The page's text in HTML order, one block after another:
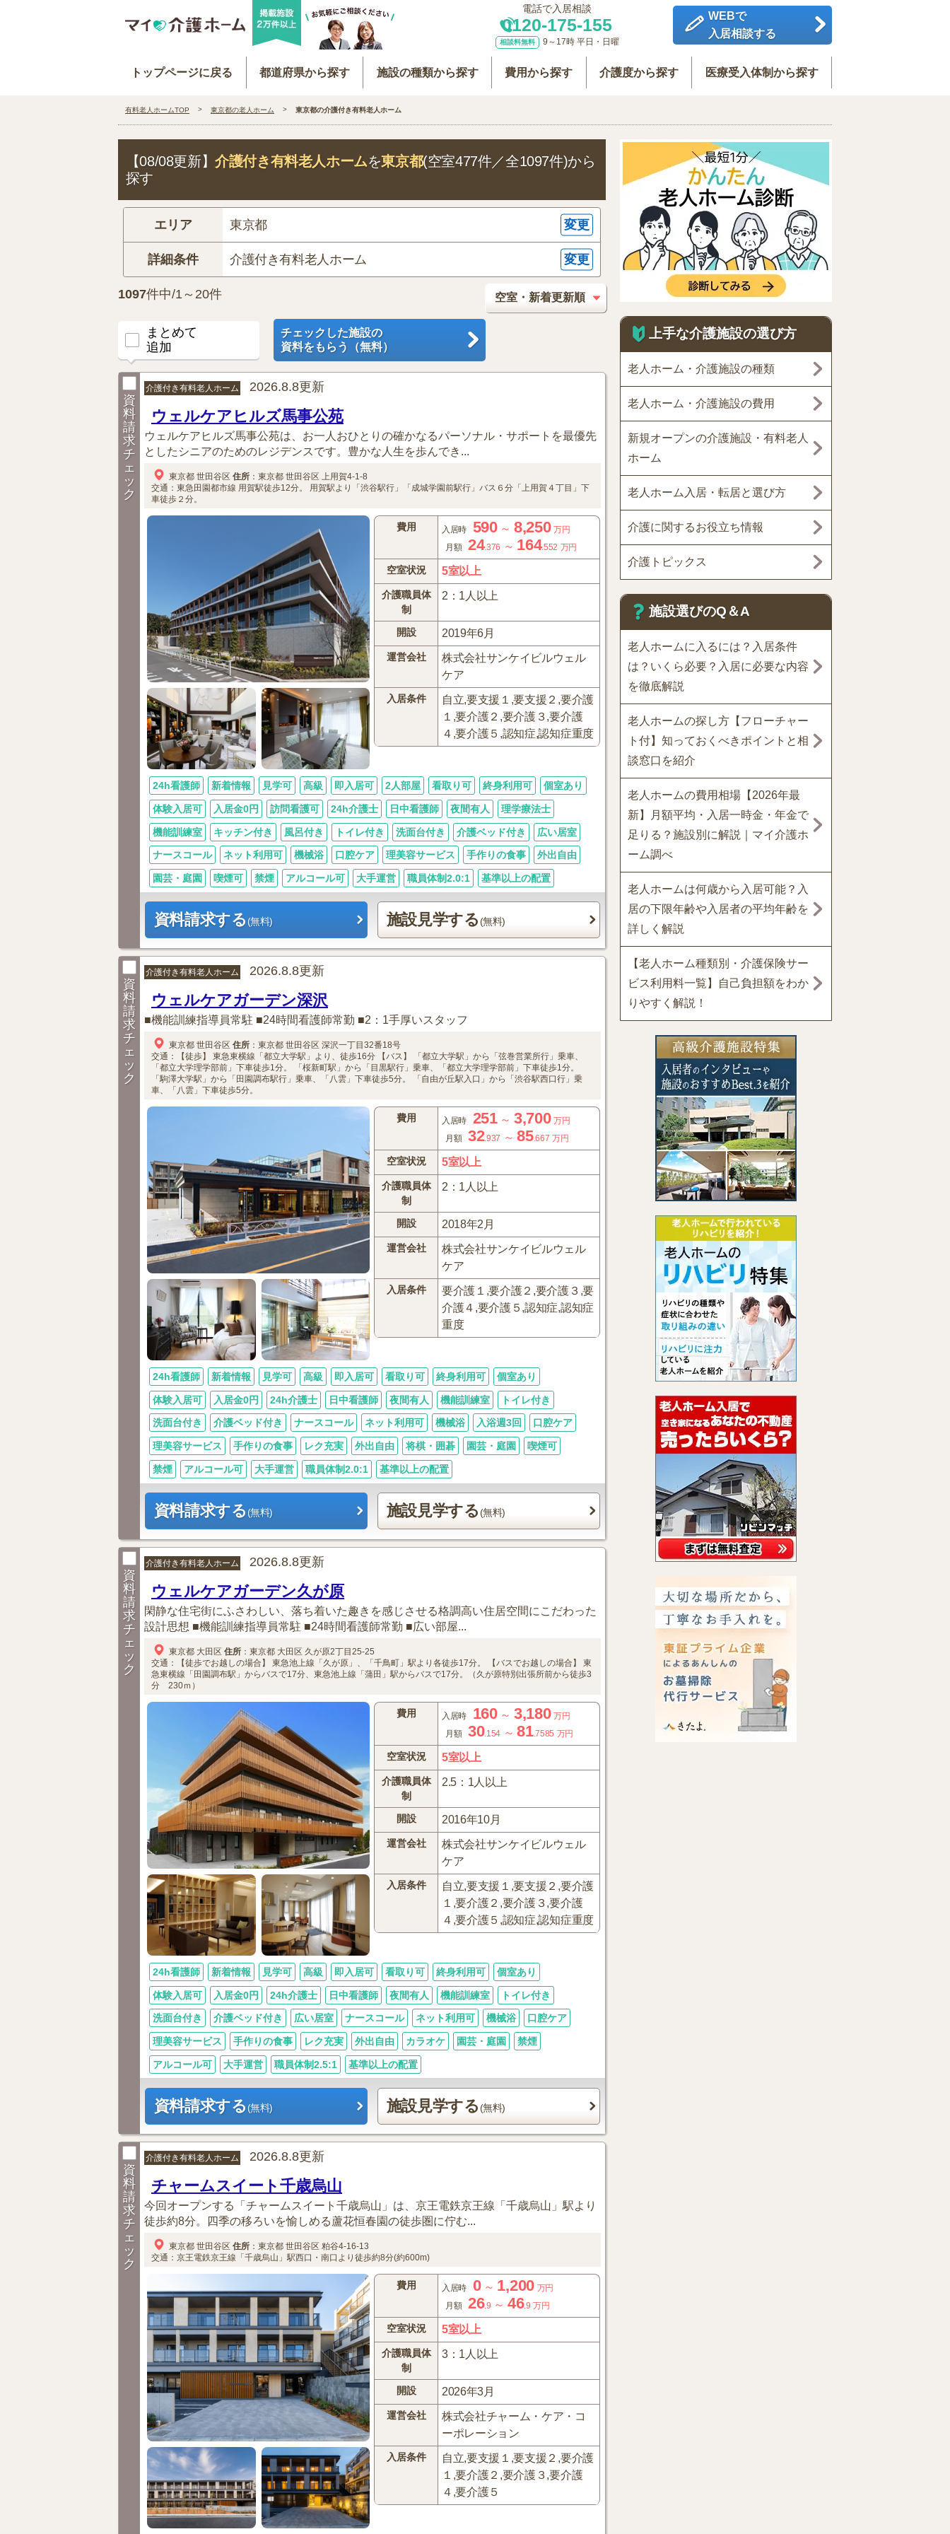
電話で入居相談
0120-175-155
相談料無料 9～17時 平日・日曜
WEBで
入居相談する
トップページに戻る 都道府県から探す 施設の種類から探す 費用から探す 介護度から探す 医療受入体制から探す
有料老人ホームTOP 東京都の老人ホーム 東京都の介護付き有料老人ホーム
【08/08更新】介護付き有料老人ホームを東京都(空室477件／全1097件)から
探す
エリア 東京都 変更
詳細条件 介護付き有料老人ホーム 変更
1097件中/1～20件
まとめて
追加
チェックした施設の
資料をもらう（無料）
資
料
請
求
チ
ェ
ッ
ク
介護付き有料老人ホーム 2026.8.8更新
ウェルケアヒルズ馬事公苑
ウェルケアヒルズ馬事公苑は、お一人おひとりの確かなるパーソナル・サポートを最優先
としたシニアのためのレジデンスです。豊かな人生を歩んでき...
東京都 世田谷区 住所 ： 東京都 世田谷区 上用賀4-1-8
交通：東急田園都市線 用賀駅徒歩12分。
用賀駅より「渋谷駅行」「成城学園前駅行」バス６分「上用賀４丁目」下
車徒歩２分。
費用 入居時 590～ 8,250 万円
月額
24.376 ～ 164.552 万円
空室状況 5室以上
介護職員体
制
2：1人以上
開設 2019年6月
運営会社
株式会社サンケイビルウェル
ケア
入居条件
自立,要支援１,要支援２,要介護
１,要介護２,要介護３,要介護
４,要介護５,認知症,認知症重度
24h看護師 新着情報 見学可 高級 即入居可 2人部屋 看取り可 終身利用可 個室あり
体験入居可 入居金0円 訪問看護可 24h介護士 日中看護師 夜間有人 理学療法士
機能訓練室 キッチン付き 風呂付き トイレ付き 洗面台付き 介護ベッド付き 広い居室
ナースコール ネット利用可 機械浴 口腔ケア 理美容サービス 手作りの食事 外出自由
園芸・庭園 喫煙可 禁煙 アルコール可 大手運営 職員体制2.0:1 基準以上の配置
資料請求する(無料) 施設見学する (無料)
資
料
請
求
チ
ェ
ッ
ク
介護付き有料老人ホーム 2026.8.8更新
ウェルケアガーデン深沢
■機能訓練指導員常駐 ■24時間看護師常勤 ■2：1手厚いスタッフ
東京都 世田谷区 住所 ： 東京都 世田谷区 深沢一丁目32番18号
交通：【徒歩】
東急東横線「都立大学駅」より、徒歩16分 【バス】
「都立大学駅」から「弦巻営業所行」乗車、
「都立大学理学部前」下車徒歩1分。
「桜新町駅」から「目黒駅行」乗車、「都立大学理学部前」下車徒歩1分。
「駒澤大学駅」から「田園調布駅行」乗車、「八雲」下車徒歩5分。
「自由が丘駅入口」から「渋谷駅西口行」乗
車、「八雲」下車徒歩5分。
費用 入居時 251～ 3,700 万円
月額
32.937 ～85.667 万円
空室状況 5室以上
介護職員体
制
2：1人以上
開設 2018年2月
運営会社
株式会社サンケイビルウェル
ケア
入居条件
要介護１,要介護２,要介護３,要
介護４,要介護５,認知症,認知症
重度
24h看護師 新着情報 見学可 高級 即入居可 看取り可 終身利用可 個室あり
体験入居可 入居金0円 24h介護士 日中看護師 夜間有人 機能訓練室 トイレ付き
洗面台付き 介護ベッド付き ナースコール ネット利用可 機械浴 入浴週3回 口腔ケア
理美容サービス 手作りの食事 レク充実 外出自由 将棋・囲碁 園芸・庭園 喫煙可
禁煙 アルコール可 大手運営 職員体制2.0:1 基準以上の配置
資料請求する(無料) 施設見学する (無料)
資
料
請
求
チ
ェ
ッ
ク
介護付き有料老人ホーム 2026.8.8更新
ウェルケアガーデン久が原
閑静な住宅街にふさわしい、落ち着いた趣きを感じさせる格調高い住居空間にこだわった
設計思想 ■機能訓練指導員常駐 ■24時間看護師常勤 ■広い部屋...
東京都 大田区 住所 ： 東京都 大田区 久が原2丁目25-25
交通：【徒歩でお越しの場合】
東急池上線「久が原」、「千鳥町」駅より各徒歩17分。 【バスでお越しの場合】
東
急東横線「田園調布駅」からバスで17分、東急池上線「蒲田」駅からバスで17分。（久が原特別出張所前から徒歩3
分 230ｍ）
費用 入居時 160～ 3,180 万円
月額
30.154 ～81.7585 万円
空室状況 5室以上
介護職員体
制
2.5：1人以上
開設 2016年10月
運営会社
株式会社サンケイビルウェル
ケア
入居条件
自立,要支援１,要支援２,要介護
１,要介護２,要介護３,要介護
４,要介護５,認知症,認知症重度
24h看護師 新着情報 見学可 高級 即入居可 看取り可 終身利用可 個室あり
体験入居可 入居金0円 24h介護士 日中看護師 夜間有人 機能訓練室 トイレ付き
洗面台付き 介護ベッド付き 広い居室 ナースコール ネット利用可 機械浴 口腔ケア
理美容サービス 手作りの食事 レク充実 外出自由 カラオケ 園芸・庭園 禁煙
アルコール可 大手運営 職員体制2.5:1 基準以上の配置
資料請求する(無料) 施設見学する (無料)
資
料
請
求
チ
ェ
ッ
ク
介護付き有料老人ホーム 2026.8.8更新
チャームスイート千歳烏山
今回オープンする「チャームスイート千歳烏山」は、京王電鉄京王線「千歳烏山」駅より
徒歩約8分。四季の移ろいを愉しめる蘆花恒春園の徒歩圏に佇む...
東京都 世田谷区 住所 ： 東京都 世田谷区 粕谷4-16-13
交通：京王電鉄京王線「千歳烏山」駅西口・南口より徒歩約8分(約600m)
費用 入居時 0～ 1,200 万円
月額
26.9 ～ 46.9 万円
空室状況 5室以上
介護職員体
制
3：1人以上
開設 2026年3月
運営会社
株式会社チャーム・ケア・コ
ーポレーション
入居条件
自立,要支援１,要支援２,要介護
１,要介護２,要介護３,要介護
４,要介護５
上手な介護施設の選び方
老人ホーム・介護施設の種類
老人ホーム・介護施設の費用
新規オープンの介護施設・有料老人
ホーム
老人ホーム入居・転居と選び方
介護に関するお役立ち情報
介護トピックス
施設選びのQ＆A
老人ホームに入るには？入居条件
は？いくら必要？入居に必要な内容
を徹底解説
老人ホームの探し方【フローチャー
ト付】知っておくべきポイントと相
談窓口を紹介
老人ホームの費用相場【2026年最
新】月額平均・入居一時金・年金で
足りる？施設別に解説｜マイ介護ホ
ーム調べ
老人ホームは何歳から入居可能？入
居の下限年齢や入居者の平均年齢を
詳しく解説
【老人ホーム種類別・介護保険サー
ビス利用料一覧】自己負担額をわか
りやすく解説！